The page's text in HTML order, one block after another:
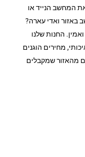
המחשב הנייד או
באזור ואדי עארה?
החנות שלנו
מחירים הוגנים
מהאזור שמקבלים